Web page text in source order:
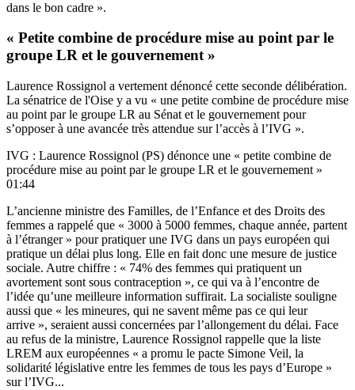
dans le bon cadre ».
« Petite combine de procédure mise au point par le
groupe LR et le gouvernement »
Laurence Rossignol a vertement dénoncé cette seconde délibération.
La sénatrice de l'Oise y a vu « une petite combine de procédure mise
au point par le groupe LR au Sénat et le gouvernement pour
s’opposer à une avancée très attendue sur l’accès à l’IVG ».
IVG : Laurence Rossignol (PS) dénonce une « petite combine de
procédure mise au point par le groupe LR et le gouvernement »
01:44
L’ancienne ministre des Familles, de l’Enfance et des Droits des
femmes a rappelé que « 3000 à 5000 femmes, chaque année, partent
à l’étranger » pour pratiquer une IVG dans un pays européen qui
pratique un délai plus long. Elle en fait donc une mesure de justice
sociale. Autre chiffre : « 74% des femmes qui pratiquent un
avortement sont sous contraception », ce qui va à l’encontre de
l’idée qu’une meilleure information suffirait. La socialiste souligne
aussi que « les mineures, qui ne savent même pas ce qui leur
arrive », seraient aussi concernées par l’allongement du délai. Face
au refus de la ministre, Laurence Rossignol rappelle que la liste
LREM aux européennes « a promu le pacte Simone Veil, la
solidarité législative entre les femmes de tous les pays d’Europe »
sur l’IVG...